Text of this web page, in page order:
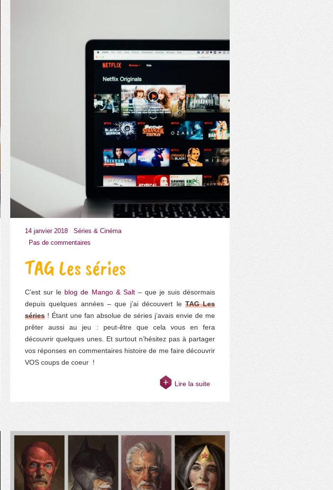
14 janvier 2018/ Séries & Cinéma
/ Pas de commentaires
TAG Les séries
C’est sur le blog de Mango & Salt– que je suis désormais
depuis quelques années – que j’ai découvert le TAG Les
séries! Étant une fan absolue de séries j’avais envie de me
prêter aussi au jeu : peut-être que cela vous en fera
découvrir quelques unes. Et surtout n’hésitez pas à partager
vos réponses en commentaires histoire de me faire découvrir
VOS coups de coeur !
Lire la suite